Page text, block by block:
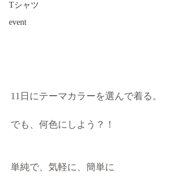
Tシャツ
event
11日にテーマカラーを選んで着る。
でも、何色にしよう？！
単純で、気軽に、簡単に